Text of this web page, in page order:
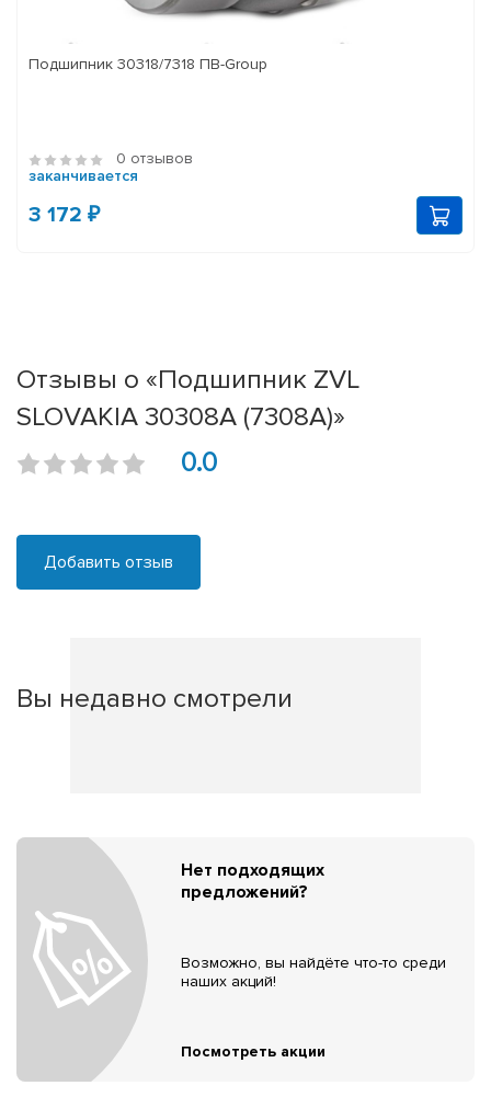
Подшипник 30318/7318 ПВ-Group
0 отзывов
заканчивается
3 172 ₽
Отзывы о «Подшипник ZVL
SLOVAKIA 30308A (7308A)»
0.0
Добавить отзыв
Вы недавно смотрели
Нет подходящих
предложений?
Возможно, вы найдёте что-то среди
наших акций!
Посмотреть акции